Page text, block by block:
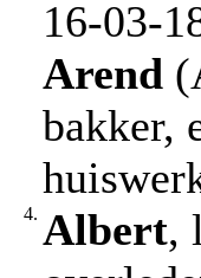
16-03-
Arend
bakker,
4. Albert,